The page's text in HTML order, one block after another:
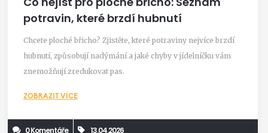
potravin, které brzdí hubnutí
Chcete ploché břicho? Zjistěte, které potraviny nejvíce brzdí
hubnutí, způsobují nadýmání a jaké chyby v jídelníčku vám
znemožňují zredukovat pas.
ZOBRAZIT VÍCE
0 Komentáře 13.04.2026